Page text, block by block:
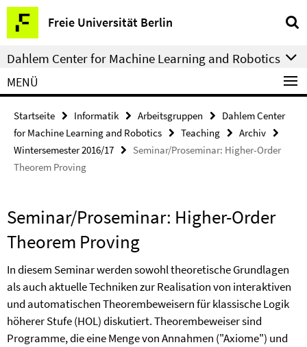
Springe
direkt
zu
Inhalt
Freie Universität Berlin
Service-
Navigation
Dahlem Center for Machine Learning and Robotics
MENÜ
Startseite Informatik Arbeitsgruppen
Dahlem Center
for Machine Learning and Robotics
Teaching
Archiv
Wintersemester 2016/17
Seminar/Proseminar: Higher-Order
Theorem Proving
Seminar/Proseminar: Higher-Order
Theorem Proving
In diesem Seminar werden sowohl theoretische Grundlagen
als auch aktuelle Techniken zur Realisation von interaktiven
und automatischen Theorembeweisern für klassische Logik
höherer Stufe (HOL) diskutiert. Theorembeweiser sind
Programme, die eine Menge von Annahmen ("Axiome") und